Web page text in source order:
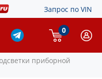
Запрос по VIN
0
приборной